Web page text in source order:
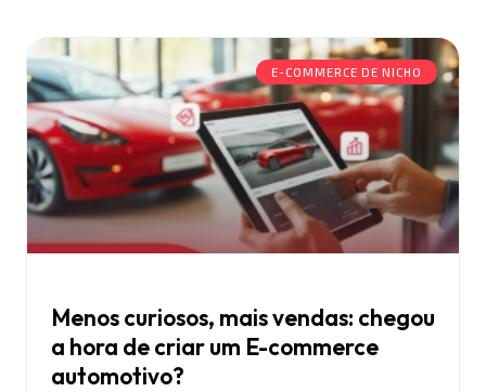
E-COMMERCE DE NICHO
Menos curiosos, mais vendas: chegou
a hora de criar um E-commerce
automotivo?